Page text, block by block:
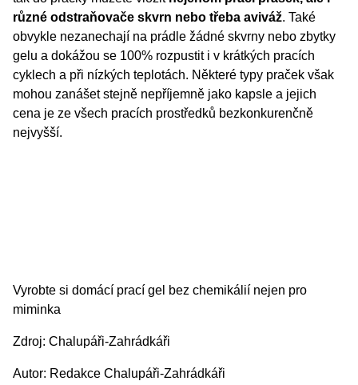
různé odstraňovače skvrn nebo třeba aviváž. Také
obvykle nezanechají na prádle žádné skvrny nebo zbytky
gelu a dokážou se 100% rozpustit i v krátkých pracích
cyklech a při nízkých teplotách. Některé typy praček však
mohou zanášet stejně nepříjemně jako kapsle a jejich
cena je ze všech pracích prostředků bezkonkurenčně
nejvyšší.
Vyrobte si domácí prací gel bez chemikálií nejen pro
miminka
Zdroj: Chalupáři-Zahrádkáři
Autor: Redakce Chalupáři-Zahrádkáři